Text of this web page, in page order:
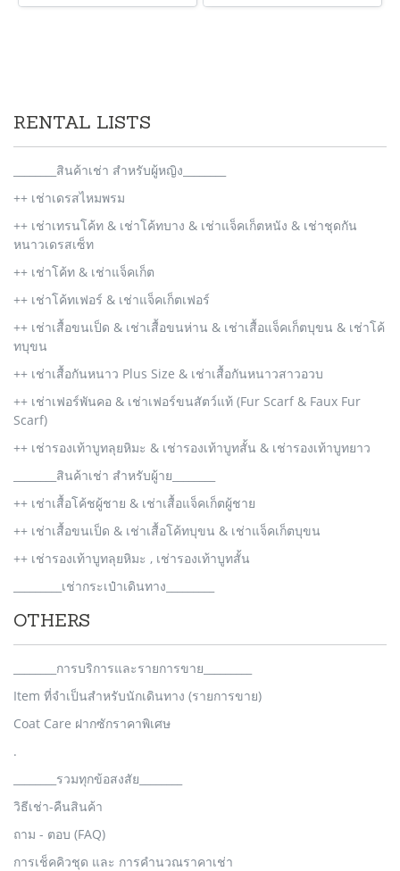
RENTAL LISTS
________สินค้าเช่า สำหรับผู้หญิง________
++ เช่าเดรสไหมพรม
++ เช่าเทรนโค้ท & เช่าโค้ทบาง & เช่าแจ็คเก็ตหนัง & เช่าชุดกัน
หนาวเดรสเซ็ท
++ เช่าโค้ท & เช่าแจ็คเก็ต
++ เช่าโค้ทเฟอร์ & เช่าแจ็คเก็ตเฟอร์
++ เช่าเสื้อขนเป็ด & เช่าเสื้อขนห่าน & เช่าเสื้อแจ็คเก็ตบุขน & เช่าโค้
ทบุขน
++ เช่าเสื้อกันหนาว Plus Size & เช่าเสื้อกันหนาวสาวอวบ
++ เช่าเฟอร์พันคอ & เช่าเฟอร์ขนสัตว์แท้ (Fur Scarf & Faux Fur
Scarf)
++ เช่ารองเท้าบูทลุยหิมะ & เช่ารองเท้าบูทสั้น & เช่ารองเท้าบูทยาว
________สินค้าเช่า สำหรับผู้าย________
++ เช่าเสื้อโค้ชผู้ชาย & เช่าเสื้อแจ็คเก็ตผู้ชาย
++ เช่าเสื้อขนเป็ด & เช่าเสื้อโค้ทบุขน & เช่าแจ็คเก็ตบุขน
++ เช่ารองเท้าบูทลุยหิมะ , เช่ารองเท้าบูทสั้น
_________เช่ากระเป๋าเดินทาง_________
OTHERS
________การบริการและรายการขาย_________
Item ที่จำเป็นสำหรับนักเดินทาง (รายการขาย)
Coat Care ฝากซักราคาพิเศษ
.
________รวมทุกข้อสงสัย________
วิธีเช่า-คืนสินค้า
ถาม - ตอบ (FAQ)
การเช็คคิวชุด และ การคำนวณราคาเช่า